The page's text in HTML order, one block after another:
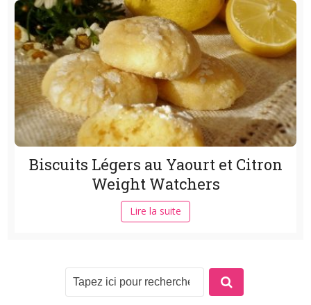
Biscuits Légers au Yaourt et Citron
Weight Watchers
Lire la suite